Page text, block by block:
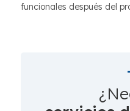
funcionales después del